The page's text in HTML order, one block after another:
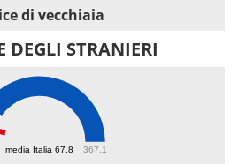
di vecchiaia
DEGLI STRANIERI
media Italia 67.8 367.1